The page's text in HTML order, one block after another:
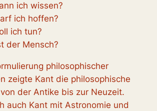
ich wissen?
ich hoffen?
ich tun?
der Mensch?
philosophischer
zeigte Kant die philosophische
der Antike bis zur Neuzeit.
auch Kant mit Astronomie und